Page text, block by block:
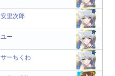
安里次郎
ユー
サーちくわ